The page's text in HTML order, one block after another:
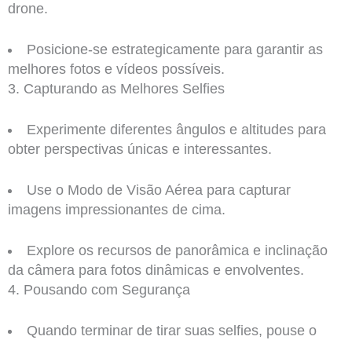
drone.
Posicione-se estrategicamente para garantir as
melhores fotos e vídeos possíveis.
3. Capturando as Melhores Selfies
Experimente diferentes ângulos e altitudes para
obter perspectivas únicas e interessantes.
Use o Modo de Visão Aérea para capturar
imagens impressionantes de cima.
Explore os recursos de panorâmica e inclinação
da câmera para fotos dinâmicas e envolventes.
4. Pousando com Segurança
Quando terminar de tirar suas selfies, pouse o